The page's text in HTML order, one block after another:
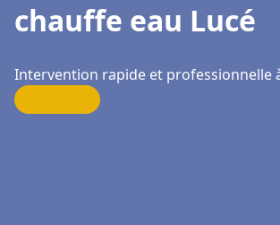
chauffe eau Lucé
Intervention rapide et professionnelle